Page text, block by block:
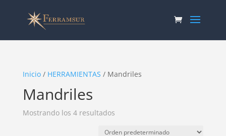
Inicio/ HERRAMIENTAS / Mandriles
Mandriles
Mostrando los 4 resultados